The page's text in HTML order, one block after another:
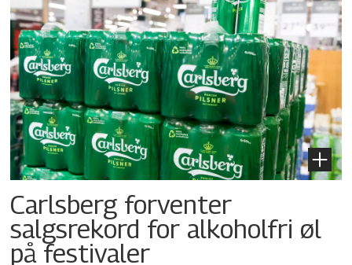
Carlsberg forventer
salgsrekord for alkoholfri øl
på festivaler